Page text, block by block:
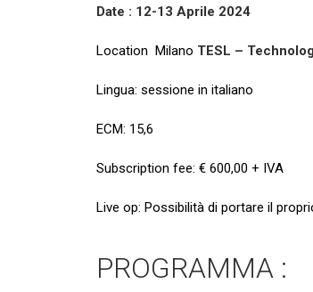
Date : 12-13 Aprile 2024
Location Milano TESL –
Lingua: sessione in italiano
ECM: 15,6
Subscription fee: € 600,00 + IVA
Live op: Possibilità di portare il
PROGRAMMA :